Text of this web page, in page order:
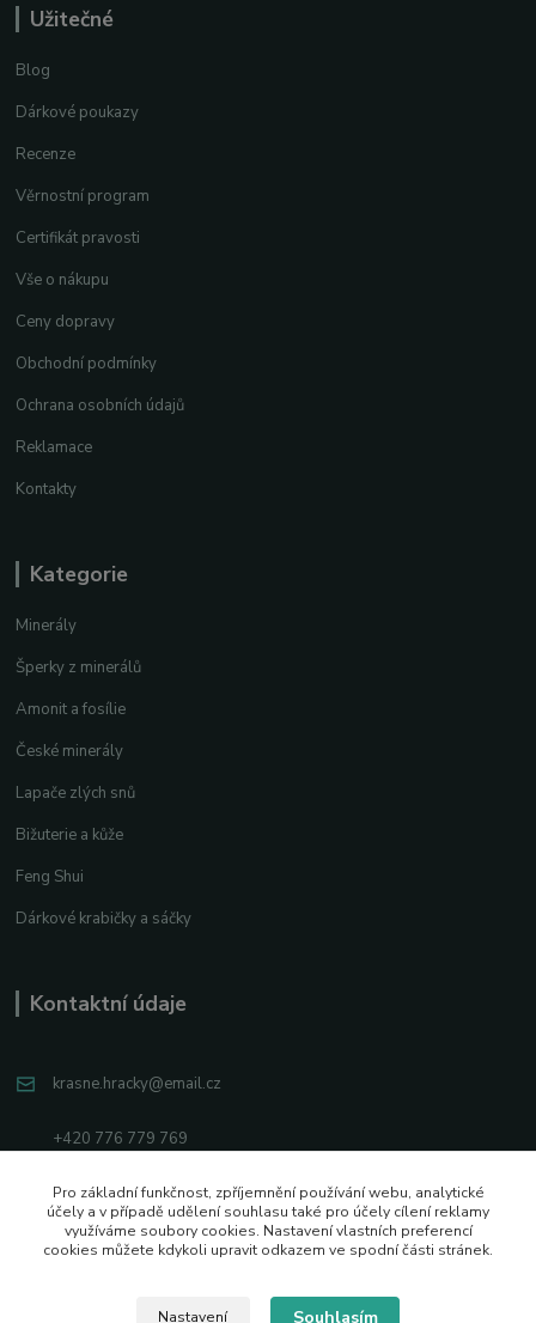
Užitečné
Blog
Dárkové poukazy
Recenze
Věrnostní program
Certifikát pravosti
Vše o nákupu
Ceny dopravy
Obchodní podmínky
Ochrana osobních údajů
Reklamace
Kontakty
Kategorie
Minerály
Šperky z minerálů
Amonit a fosílie
České minerály
Lapače zlých snů
Bižuterie a kůže
Feng Shui
Dárkové krabičky a sáčky
Kontaktní údaje
krasne.hracky@email.cz
+420 776 779 769
Facebook
Instagram
Pro základní funkčnost, zpříjemnění používání webu, analytické
účely a v případě udělení souhlasu také pro účely cílení reklamy
využíváme soubory cookies. Nastavení vlastních preferencí
cookies můžete kdykoli upravit odkazem ve spodní části stránek.
Nastavení Souhlasím